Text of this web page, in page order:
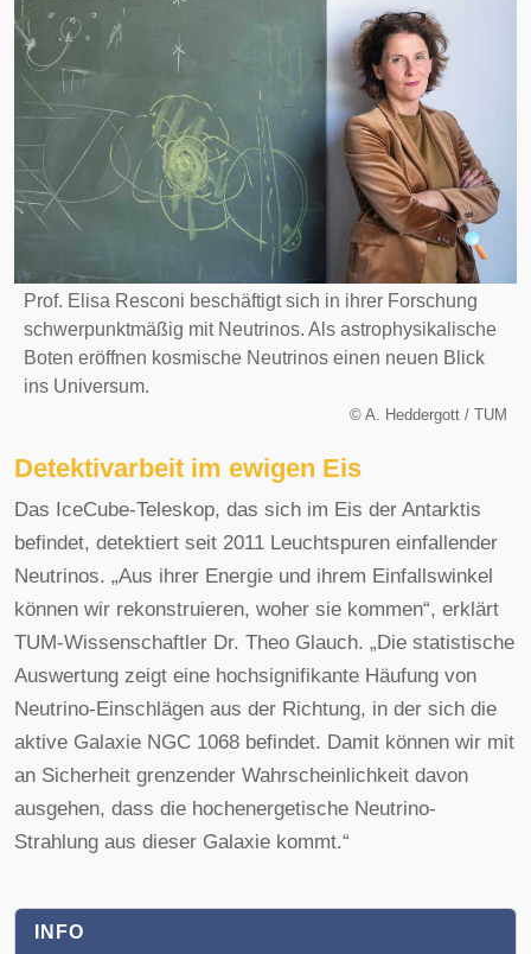
Prof. Elisa Resconi beschäftigt sich in ihrer Forschung
schwerpunktmäßig mit Neutrinos. Als astrophysikalische
Boten eröffnen kosmische Neutrinos einen neuen Blick
ins Universum.
© A. Heddergott / TUM
Detektivarbeit im ewigen Eis
Das IceCube-Teleskop, das sich im Eis der Antarktis
befindet, detektiert seit 2011 Leuchtspuren einfallender
Neutrinos. „Aus ihrer Energie und ihrem Einfallswinkel
können wir rekonstruieren, woher sie kommen“, erklärt
TUM-Wissenschaftler Dr. Theo Glauch. „Die statistische
Auswertung zeigt eine hochsignifikante Häufung von
Neutrino-Einschlägen aus der Richtung, in der sich die
aktive Galaxie NGC 1068 befindet. Damit können wir mit
an Sicherheit grenzender Wahrscheinlichkeit davon
ausgehen, dass die hochenergetische Neutrino-
Strahlung aus dieser Galaxie kommt.“
INFO